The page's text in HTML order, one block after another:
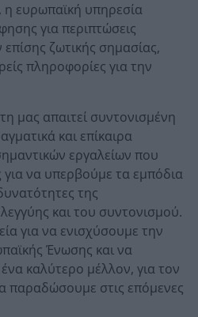
ευρωπαϊκή υπηρεσία
για περιπτώσεις
ζωτικής σημασίας,
πληροφορίες για την
μας απαιτεί συντονισμένη
και επίκαιρα
εργαλείων που
να υπερβούμε τα εμπόδια
της
και του συντονισμού.
για να ενισχύσουμε την
Ένωσης και να
καλύτερο μέλλον, για τον
παραδώσουμε στις επόμενες